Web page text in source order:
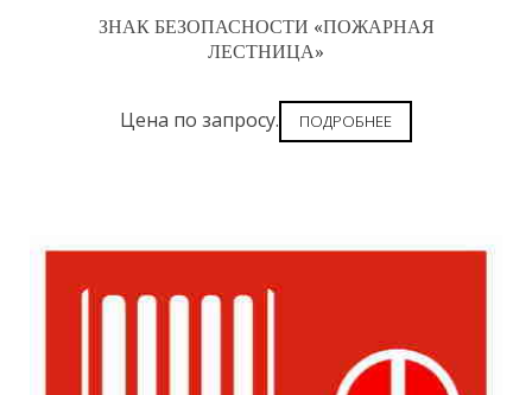
ЗНАК БЕЗОПАСНОСТИ «ПОЖАРНАЯ
ЛЕСТНИЦА»
Цена по запросу. ПОДРОБНЕЕ